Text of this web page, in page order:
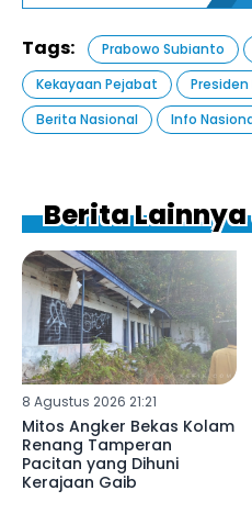
Tags: Prabowo Subianto
Kekayaan Pejabat
Presiden
Berita Nasional
Info
Berita
8 Agustus 2026 21:21
Mitos Angker Bekas Kolam
Renang Tamperan
Pacitan yang Dihuni
Kerajaan Gaib